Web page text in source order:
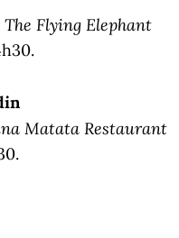
Flying Elephant
Matata Restaurant